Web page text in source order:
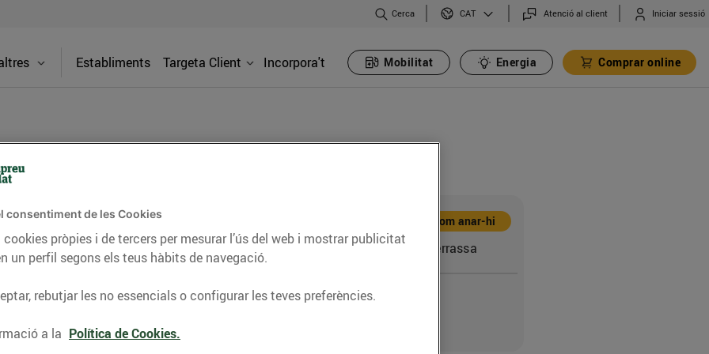
Cerca CAT Atenció al client Iniciar sessió
Establiments Targeta Client Incorpora't Mobilitat Energia Comprar online
Badrines)
trobaràs tot el que necessites:
carnisseria, xarcuteria al teu gust, i
els nostres productes locals!
Com anar-hi
C. Baldrich,169 (08223) Terrassa
Telèfon
consentiment de les Cookies
pròpies i de tercers per mesurar l’ús del web i mostrar publicitat
un perfil segons els teus hàbits de navegació.
rebutjar les no essencials o configurar les teves preferències.
a la Política de Cookies.